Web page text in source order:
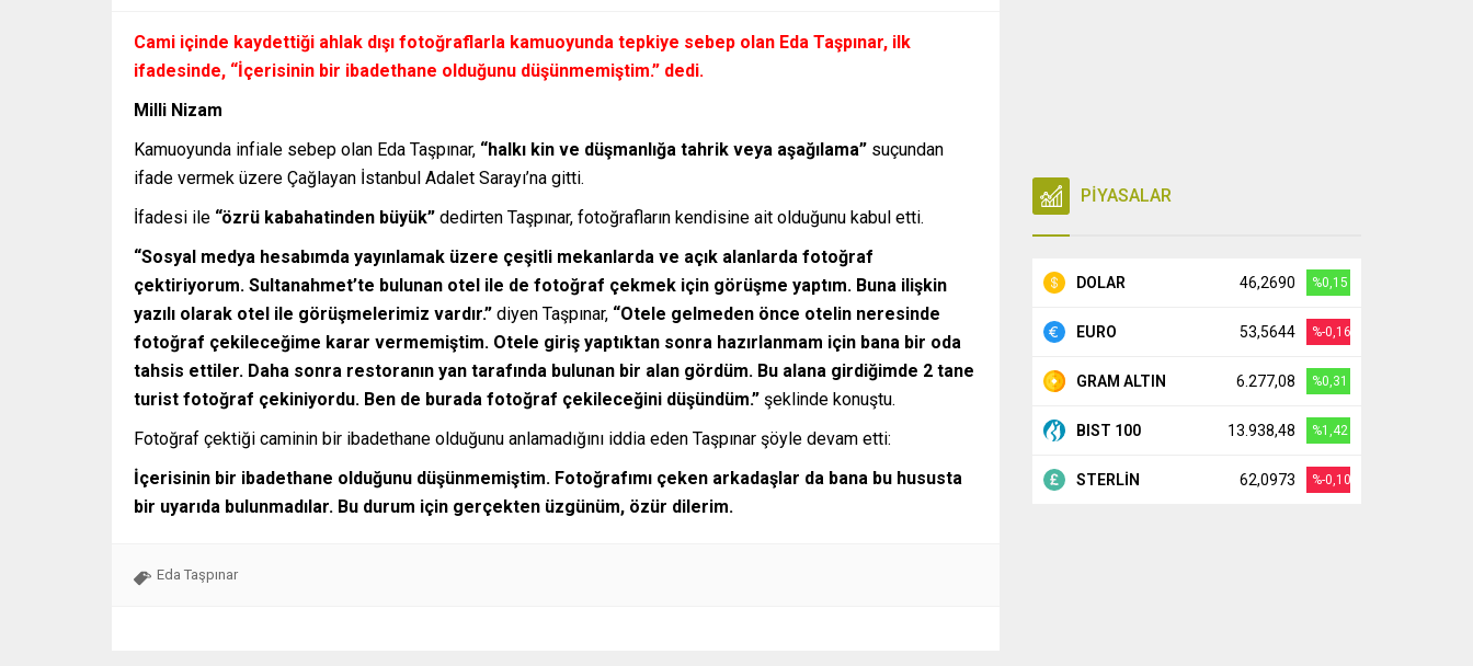
Cami içinde kaydettiği ahlak dışı fotoğraflarla kamuoyunda tepkiye sebep olan Eda Taşpınar, ilk
ifadesinde, “İçerisinin bir ibadethane olduğunu düşünmemiştim.” dedi.
Milli Nizam
Kamuoyunda infiale sebep olan Eda Taşpınar, “halkı kin ve düşmanlığa tahrik veya aşağılama” suçundan
ifade vermek üzere Çağlayan İstanbul Adalet Sarayı’na gitti.
İfadesi ile “özrü kabahatinden büyük” dedirten Taşpınar, fotoğrafların kendisine ait olduğunu kabul etti.
“Sosyal medya hesabımda yayınlamak üzere çeşitli mekanlarda ve açık alanlarda fotoğraf
çektiriyorum. Sultanahmet’te bulunan otel ile de fotoğraf çekmek için görüşme yaptım. Buna ilişkin
yazılı olarak otel ile görüşmelerimiz vardır.” diyen Taşpınar, “Otele gelmeden önce otelin neresinde
fotoğraf çekileceğime karar vermemiştim. Otele giriş yaptıktan sonra hazırlanmam için bana bir oda
tahsis ettiler. Daha sonra restoranın yan tarafında bulunan bir alan gördüm. Bu alana girdiğimde 2 tane
turist fotoğraf çekiniyordu. Ben de burada fotoğraf çekileceğini düşündüm.” şeklinde konuştu.
Fotoğraf çektiği caminin bir ibadethane olduğunu anlamadığını iddia eden Taşpınar şöyle devam etti:
İçerisinin bir ibadethane olduğunu düşünmemiştim. Fotoğrafımı çeken arkadaşlar da bana bu hususta
bir uyarıda bulunmadılar. Bu durum için gerçekten üzgünüm, özür dilerim.
Eda Taşpınar
PİYASALAR
DOLAR 46,2690 %0,15
EURO 53,5644 %-0,16
GRAM ALTIN 6.277,08 %0,31
BIST 100 13.938,48 %1,42
STERLİN 62,0973 %-0,10